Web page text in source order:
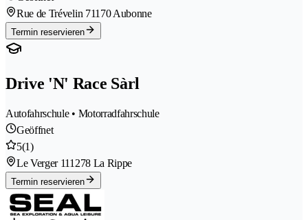
Rue de Trévelin 71170 Aubonne
Termin reservieren
Drive 'N' Race Sàrl
Autofahrschule • Motorradfahrschule
Geöffnet
5(1)
Le Verger 111278 La Rippe
Termin reservieren